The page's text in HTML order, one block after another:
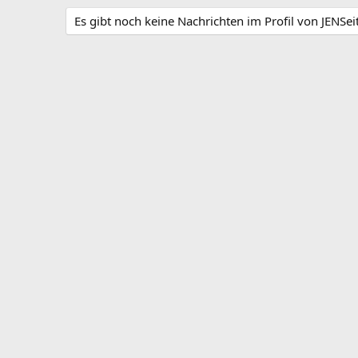
Es gibt noch keine Nachrichten im Profil von